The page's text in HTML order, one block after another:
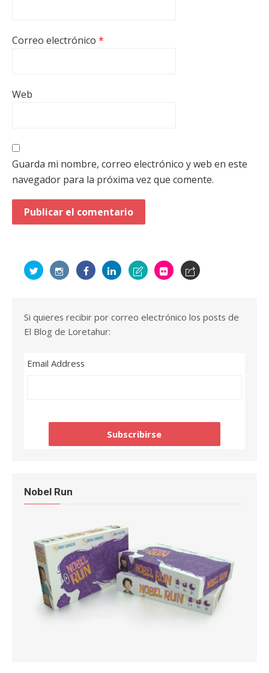
Correo electrónico *
Web
Guarda mi nombre, correo electrónico y web en este
navegador para la próxima vez que comente.
Si quieres recibir por correo electrónico los posts de
El Blog de Loretahur:
Email Address
Nobel Run